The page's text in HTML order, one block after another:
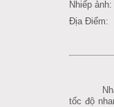
Nhiếp ảnh:
Địa Điểm:
tốc độ